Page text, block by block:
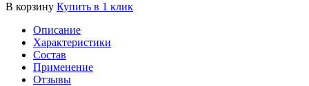
В корзину Купить в 1 клик
Описание
Характеристики
Состав
Применение
Отзывы